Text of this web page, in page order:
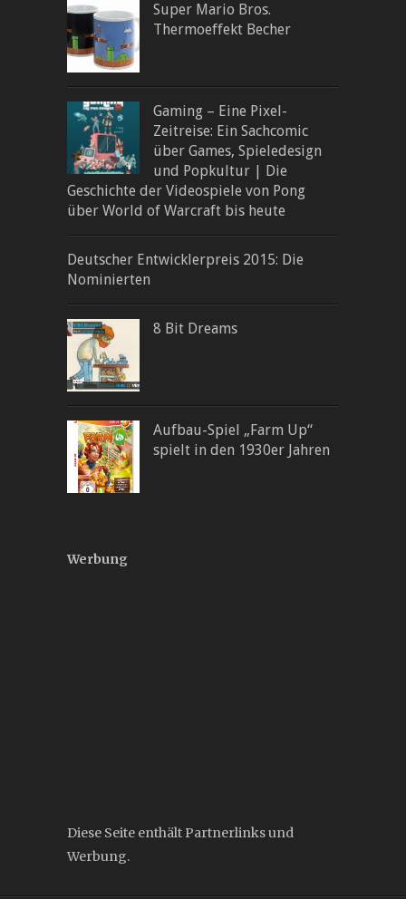
Super Mario Bros.
Thermoeffekt Becher
Gaming – Eine Pixel-
Zeitreise: Ein Sachcomic
über Games, Spieledesign
und Popkultur | Die
Geschichte der Videospiele von Pong
über World of Warcraft bis heute
Deutscher Entwicklerpreis 2015: Die
Nominierten
8 Bit Dreams
Aufbau-Spiel „Farm Up“
spielt in den 1930er Jahren
Werbung
Diese Seite enthält Partnerlinks und
Werbung.